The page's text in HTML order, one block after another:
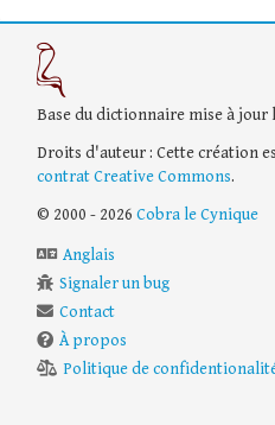
Base du dictionnaire mise à jour
Droits d'auteur : Cette création
contrat Creative Commons.
© 2000 - 2026 Cobra le Cynique
Anglais
Signaler un bug
Contact
À propos
Politique de